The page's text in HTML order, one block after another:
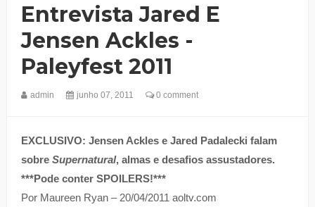
Entrevista Jared E
Jensen Ackles -
Paleyfest 2011
admin junho 07, 2011 0 comment
EXCLUSIVO: Jensen Ackles e Jared Padalecki falam
sobre Supernatural, almas e desafios assustadores.
***Pode conter SPOILERS!***
Por Maureen Ryan – 20/04/2011 aoltv.com